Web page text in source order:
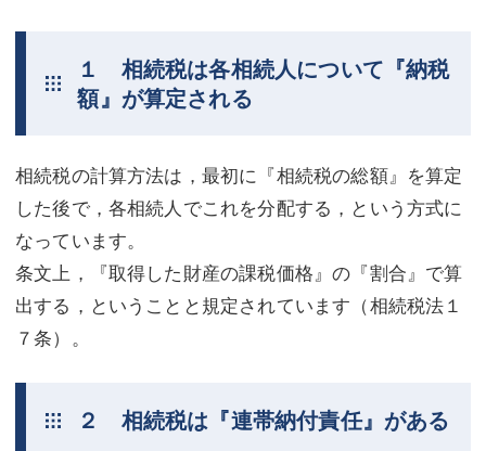
調査・書面作成
債務整理
マスコミ取材・実績
アクセス
東京事務所 (新宿・四谷)
埼玉事務所 (さいたま市)
川口事務所（埼玉県川口市）
債務整理
マスコミ取材・実績
アクセス
東京事務所 (新宿・四谷)
埼玉事務所 (さいたま市)
川口事務所（埼玉県川口市）
お問い合せフォーム
１ 相続税は各相続人について『納税
額』が算定される
相続税の計算方法は，最初に『相続税の総額』を算定
した後で，各相続人でこれを分配する，という方式に
なっています。
条文上，『取得した財産の課税価格』の『割合』で算
出する，ということと規定されています（相続税法１
７条）。
２ 相続税は『連帯納付責任』がある